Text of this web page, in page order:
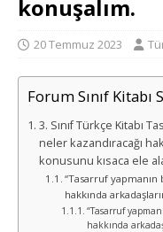
konuşalım.
20 Temmuz 2023
Forum Sınıf Kitabı
3. Sınıf Türkçe Kitabı
neler kazandıracağı
konusunu kısaca ele
“Tasarruf
hakkında
“Tasarruf
hakkında